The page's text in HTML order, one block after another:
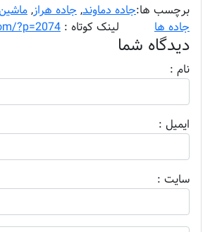
برچسب ها:جاده دماوند,جاده هراز,
جاده ها
لینک کوتاه : ?p=2074
دیدگاه شما
نام :
ايميل :
سايت :